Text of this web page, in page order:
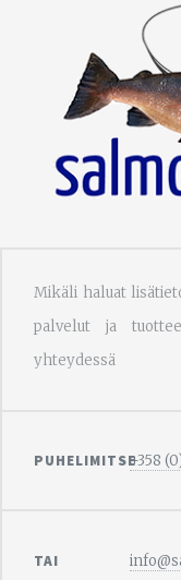
Mikäli haluat
palvelut ja
yhteydessä
PUHELIMITSE+358
TAI